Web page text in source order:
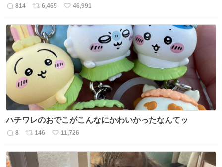
返
数
814
リ
ス
ト
数
6,465
い
ね
数
46,991
ハチワレのおでこがこんなにかわいかったなんてッ
返
数
8
リ
ス
146
い
ね
11,726